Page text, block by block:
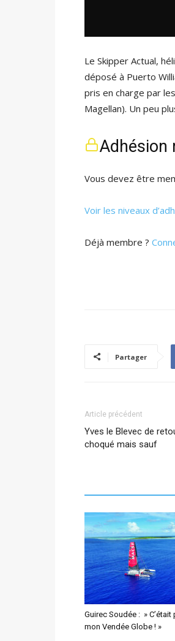
Le Skipper Actual,
déposé à Puerto
pris en charge par
Magellan). Un peu
Adhésion
Vous devez être
Voir les niveaux
Déjà membre ?
Partager
Article précédent
Yves le Blevec de
choqué mais sauf
Guirec Soudée : »
mon Vendée Globe ! »